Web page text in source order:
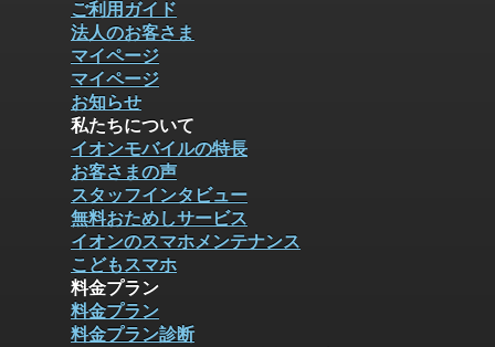
ご利用ガイド
法人のお客さま
マイページ
マイページ
お知らせ
私たちについて
イオンモバイルの特長
お客さまの声
スタッフインタビュー
無料おためしサービス
イオンのスマホメンテナンス
こどもスマホ
料金プラン
料金プラン
料金プラン診断